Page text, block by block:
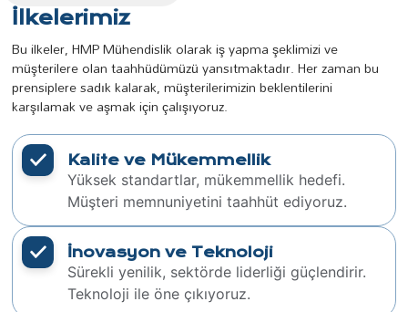
İlkelerimiz
Bu ilkeler, HMP Mühendislik olarak iş yapma şeklimizi ve
müşterilere olan taahhüdümüzü yansıtmaktadır. Her zaman bu
prensiplere sadık kalarak, müşterilerimizin beklentilerini
karşılamak ve aşmak için çalışıyoruz.
Kalite ve Mükemmellik
Yüksek standartlar, mükemmellik hedefi.
Müşteri memnuniyetini taahhüt ediyoruz.
İnovasyon ve Teknoloji
Sürekli yenilik, sektörde liderliği güçlendirir.
Teknoloji ile öne çıkıyoruz.